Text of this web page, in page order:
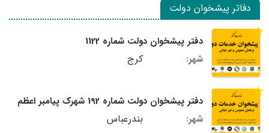
دفاتر پیشخوان دولت
دفتر پیشخوان دولت شماره 1122
شهر:
کرج
دفتر پیشخوان دولت شماره 192 شهرک پیامبر اعظم
شهر:
بندرعباس